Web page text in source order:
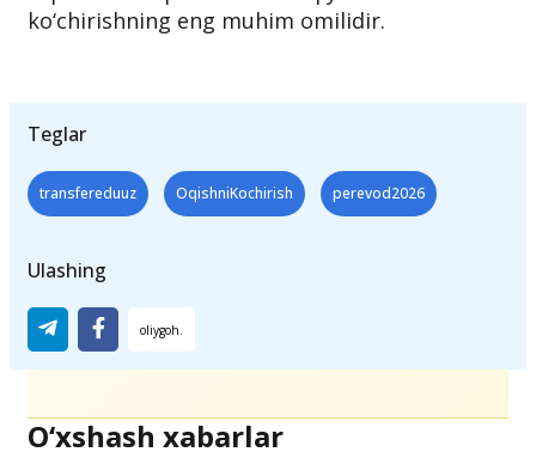
ko‘chirishning eng muhim omilidir.
Teglar
transfereduuz OqishniKochirish perevod2026
Ulashing
O‘xshash xabarlar